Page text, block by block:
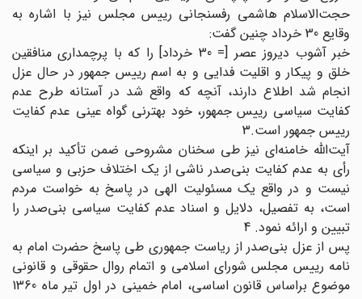
حجت‌الاسلام هاشمی رفسنجانی رییس مجلس نیز با اشاره به
وقایع 30 خرداد چنین گفت:
خبر آشوب دیروز عصر [= 30 خرداد] را که با پرچمداری منافقین
خلق و پیکار و اقلیت فدایی و به اسم رییس جمهور در حال عزل
انجام شد اطلاع دارند، آنچه که واقع شد در آستانه طرح عدم
کفایت سیاسی رییس جمهور، خود بهترنی گواه عینی عدم کفایت
رییس جمهور است.3
آیت‌الله خامنه‌ای نیز طی سخنان مشروحی ضمن تأکید بر اینکه
رأی به عدم کفایت بنی‌صدر ناشی از یک اختلاف حزبی و سیاسی
نیست و در واقع یک مسئولیت الهی در پاسخ به خواست مردم
است، به تفصیل، دلایل و اسناد عدم کفایت سیاسی بنی‌صدر را
تبیین و ارائه نمود. 4
پس از عزل بنی‌صدر از ریاست جمهوری طی پاسخ حضرت امام به
نامه رییس مجلس شورای اسلامی و اتمام روال حقوقی و قانونی
موضوع براساس قانون اساسی، امام خمینی در اول تیر ماه 1360